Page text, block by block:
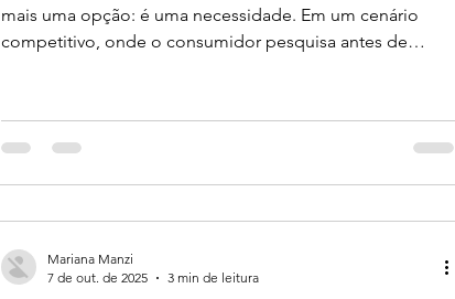
mais uma opção: é uma necessidade. Em um cenário
competitivo, onde o consumidor pesquisa antes de
será que é preciso um grande orçamento para conquistar
essa reputação? A resposta é não. Com foco, consistência
Aut
Mariana Manzi
7 de out. de 2025
3 min de leitura